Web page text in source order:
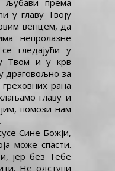
љубави према
у главу Твоју
венцем, да
непролазне
гледајући у
Твом и у крв
драговољно за
рана
главу и
помози нам
Сине Божји,
може спасти.
јер без Тебе
Не одступи